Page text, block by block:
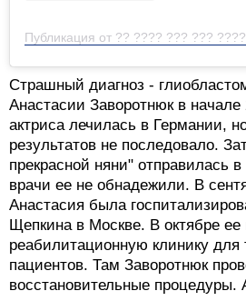
Страшный диагноз -
Анастасии Заворотнюк в
актриса лечилась в Германии,
результатов не последовало.
прекрасной няни" отправилась
врачи ее не обнадежили. В
Анастасия была
Щепкина в Москве. В октябре ее
реабилитационную клинику для
пациентов. Там Заворотнюк
восстановительные процедуры.